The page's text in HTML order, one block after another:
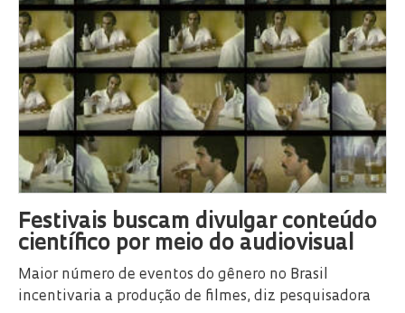
Festivais buscam divulgar conteúdo
científico por meio do audiovisual
Maior número de eventos do gênero no Brasil
incentivaria a produção de filmes, diz pesquisadora